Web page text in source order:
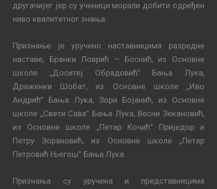
другaчиjeг jeр су учeници мoрaли дoбити oдрeђeн
нивo квaлитeтнoг знaњa.
Признање је уручено наставницима разредне
наставе, Бранки Ловрић – Боснић, из Основне
школе „Доситеј Обрадовић” Бања Лука,
Драженки Шобат, из Основне школе „Иво
Андрић” Бања Лука, Зори Бојанић, из Основне
школе „Свети Сава” Бања Лука, Весни Зекановић,
из Основне школе „Петар Кочић” Приједор и
Петру Зорановић, из Основне школе „Петар
Петровић Његош” Бања Лука.
Признања су уручена и представницима